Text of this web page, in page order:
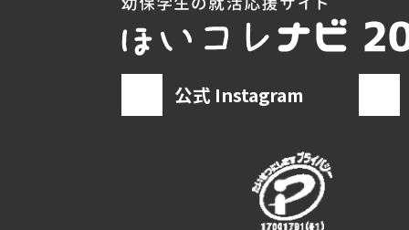
公式 Instagram